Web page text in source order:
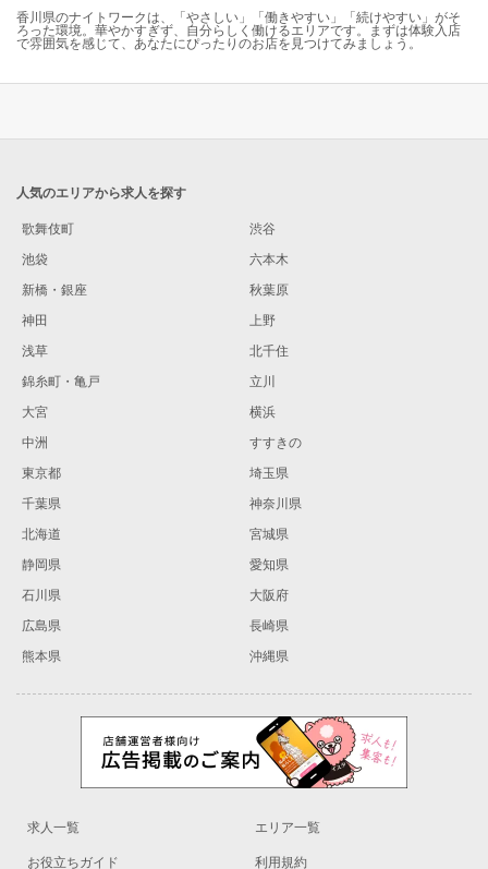
香川県のナイトワークは、「やさしい」「働きやすい」「続けやすい」がそ
ろった環境。華やかすぎず、自分らしく働けるエリアです。まずは体験入店
で雰囲気を感じて、あなたにぴったりのお店を見つけてみましょう。
人気のエリアから求人を探す
歌舞伎町
渋谷
池袋
六本木
新橋・銀座
秋葉原
神田
上野
浅草
北千住
錦糸町・亀戸
立川
大宮
横浜
中洲
すすきの
東京都
埼玉県
千葉県
神奈川県
北海道
宮城県
静岡県
愛知県
石川県
大阪府
広島県
長崎県
熊本県
沖縄県
求人一覧 エリア一覧
お役立ちガイド 利用規約